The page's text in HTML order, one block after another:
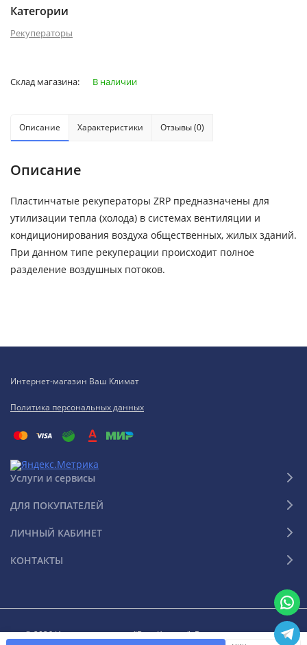
Категории
Рекуператоры
Склад магазина: В наличии
Описание Характеристики Отзывы (0)
Описание
Пластинчатые рекуператоры ZRP предназначены для
утилизации тепла (холода) в системах вентиляции и
кондиционирования воздуха общественных, жилых зданий.
При данном типе рекуперации происходит полное
разделение воздушных потоков.
Интернет-магазин Ваш Климат
Политика персональных данных
Услуги и сервисы
ДЛЯ ПОКУПАТЕЛЕЙ
ЛИЧНЫЙ КАБИНЕТ
КОНТАКТЫ
© 2026 Интернет-магазин "Ваш Климат". Все права защищены